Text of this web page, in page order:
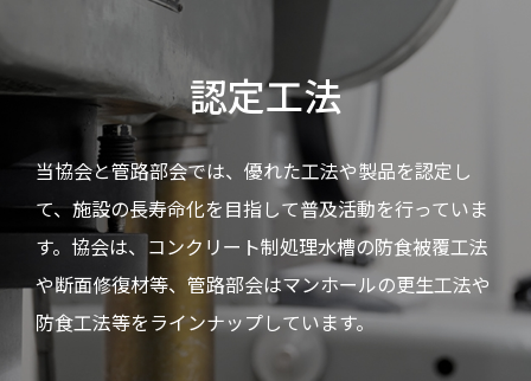
認定工法
当協会と管路部会では、優れた工法や製品を認定し
て、施設の長寿命化を目指して普及活動を行っていま
す。協会は、コンクリート制処理水槽の防食被覆工法
や断面修復材等、管路部会はマンホールの更生工法や
防食工法等をラインナップしています。